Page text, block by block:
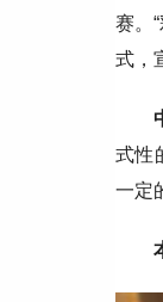
赛。
式，
式性
一定